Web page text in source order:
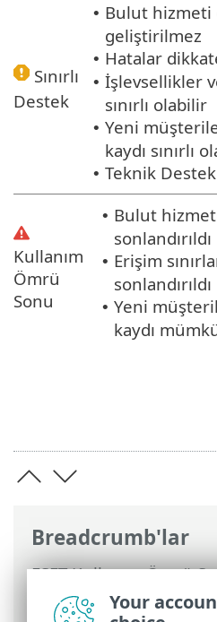
Breadcrumb'lar
ESET Kullanım Ömrü
ürünler İçin Kullanım
Sınırlı
Destek
• Bulut hizmeti
geliştirilmez
• Hatalar
• İşlevsellikler
sınırlı olabilir
• Yeni
kaydı sınırlı
• Teknik Destek
Kullanım
Ömrü
Sonu
• Bulut
sonlandırıldı
• Erişim
sonlandırıldı
• Yeni
kaydı
Your